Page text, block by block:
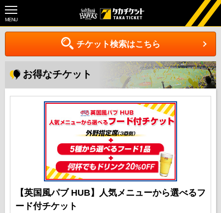
MENU
チケット検索はこちら
お得なチケット
【英国風パブ HUB】人気メニューから選べるフ
ード付チケット